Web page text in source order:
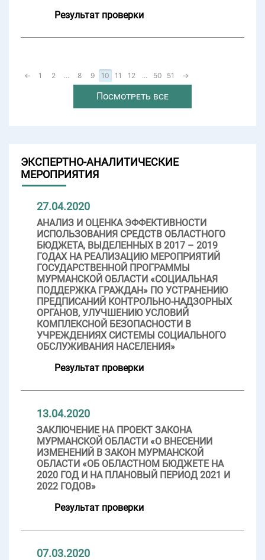
Результат проверки
← 1 2 ... 8 9 10 11 12 ... 50 51 →
Посмотреть все
ЭКСПЕРТНО-АНАЛИТИЧЕСКИЕ
МЕРОПРИЯТИЯ
27.04.2020
АНАЛИЗ И ОЦЕНКА ЭФФЕКТИВНОСТИ
ИСПОЛЬЗОВАНИЯ СРЕДСТВ ОБЛАСТНОГО
БЮДЖЕТА, ВЫДЕЛЕННЫХ В 2017 – 2019
ГОДАХ НА РЕАЛИЗАЦИЮ МЕРОПРИЯТИЙ
ГОСУДАРСТВЕННОЙ ПРОГРАММЫ
МУРМАНСКОЙ ОБЛАСТИ «СОЦИАЛЬНАЯ
ПОДДЕРЖКА ГРАЖДАН» ПО УСТРАНЕНИЮ
ПРЕДПИСАНИЙ КОНТРОЛЬНО-НАДЗОРНЫХ
ОРГАНОВ, УЛУЧШЕНИЮ УСЛОВИЙ
КОМПЛЕКСНОЙ БЕЗОПАСНОСТИ В
УЧРЕЖДЕНИЯХ СИСТЕМЫ СОЦИАЛЬНОГО
ОБСЛУЖИВАНИЯ НАСЕЛЕНИЯ»
Результат проверки
13.04.2020
ЗАКЛЮЧЕНИЕ НА ПРОЕКТ ЗАКОНА
МУРМАНСКОЙ ОБЛАСТИ «О ВНЕСЕНИИ
ИЗМЕНЕНИЙ В ЗАКОН МУРМАНСКОЙ
ОБЛАСТИ «ОБ ОБЛАСТНОМ БЮДЖЕТЕ НА
2020 ГОД И НА ПЛАНОВЫЙ ПЕРИОД 2021 И
2022 ГОДОВ»
Результат проверки
07.03.2020